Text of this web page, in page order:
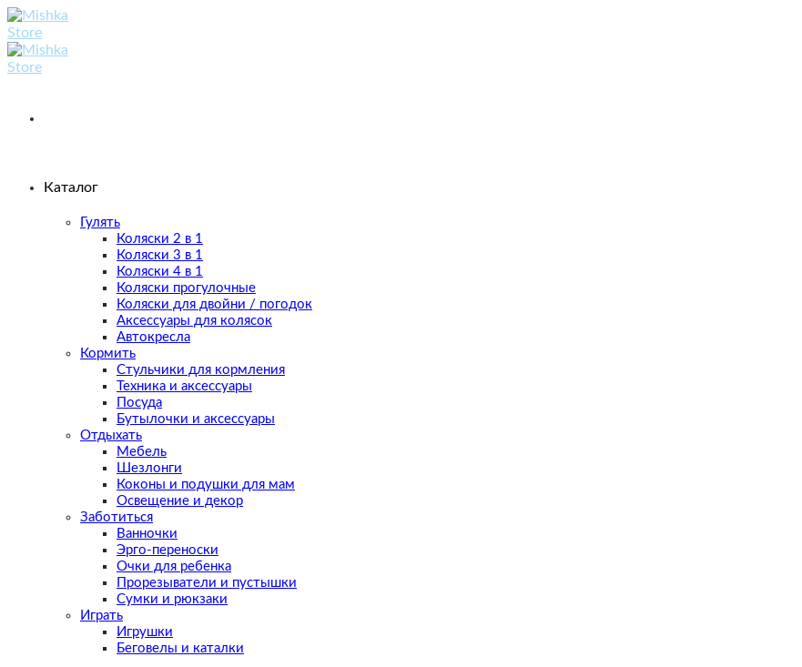
Skip
to
content
Каталог
Гулять
Коляски 2 в 1
Коляски 3 в 1
Коляски 4 в 1
Коляски прогулочные
Коляски для двойни / погодок
Аксессуары для колясок
Автокресла
Кормить
Стульчики для кормления
Техника и аксессуары
Посуда
Бутылочки и аксессуары
Отдыхать
Мебель
Шезлонги
Коконы и подушки для мам
Освещение и декор
Заботиться
Ванночки
Эрго-переноски
Очки для ребенка
Прорезыватели и пустышки
Сумки и рюкзаки
Играть
Игрушки
Беговелы и каталки